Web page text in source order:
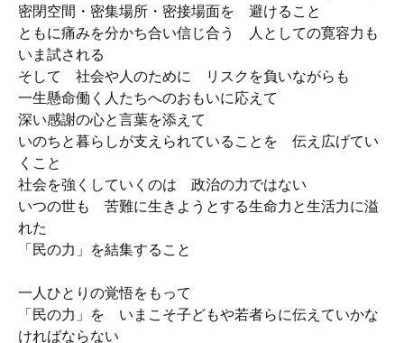
密閉空間・密集場所・密接場面を 避けること
ともに痛みを分かち合い信じ合う 人としての寛容力も
いま試される
そして 社会や人のために リスクを負いながらも
一生懸命働く人たちへのおもいに応えて
深い感謝の心と言葉を添えて
いのちと暮らしが支えられていることを 伝え広げてい
くこと
社会を強くしていくのは 政治の力ではない
いつの世も 苦難に生きようとする生命力と生活力に溢
れた
「民の力」を結集すること
一人ひとりの覚悟をもって
「民の力」を いまこそ子どもや若者らに伝えていかな
ければならない